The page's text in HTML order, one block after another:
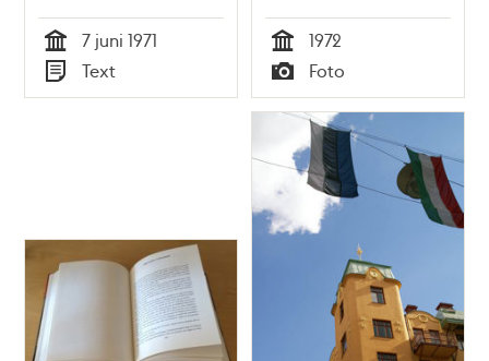
tornet, dels
utvidgning av och
information om
Strindbergsmuseet –
Tid
7 juni 1971
Typ
Text Tid
1972
Typ
Foto